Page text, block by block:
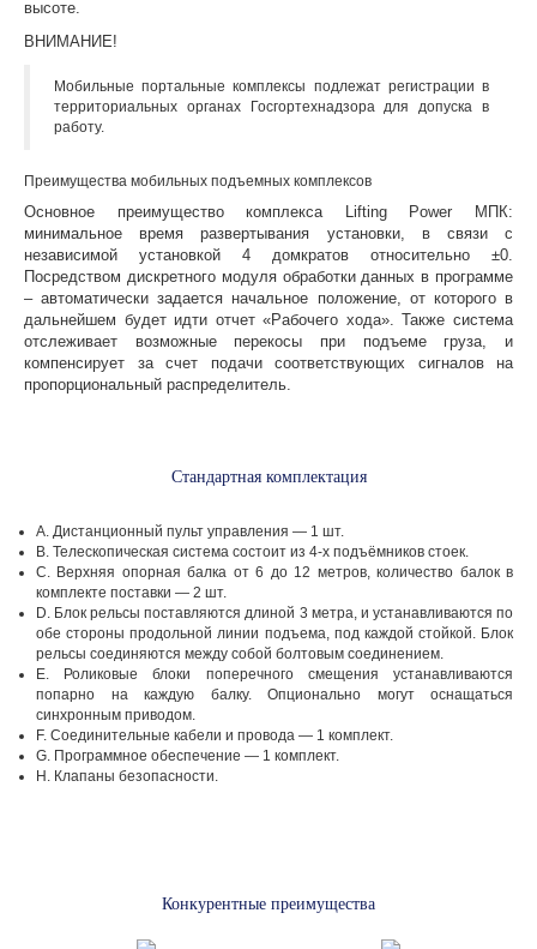
высоте.
ВНИМАНИЕ!
Мобильные портальные комплексы подлежат регистрации в
территориальных органах Госгортехнадзора для допуска в
работу.
Преимущества мобильных подъемных комплексов
Основное преимущество комплекса Lifting Power МПК:
минимальное время развертывания установки, в связи с
независимой установкой 4 домкратов относительно ±0.
Посредством дискретного модуля обработки данных в программе
– автоматически задается начальное положение, от которого в
дальнейшем будет идти отчет «Рабочего хода». Также система
отслеживает возможные перекосы при подъеме груза, и
компенсирует за счет подачи соответствующих сигналов на
пропорциональный распределитель.
Стандартная комплектация
A. Дистанционный пульт управления — 1 шт.
B. Телескопическая система состоит из 4-х подъёмников стоек.
C. Верхняя опорная балка от 6 до 12 метров, количество балок в
комплекте поставки — 2 шт.
D. Блок рельсы поставляются длиной 3 метра, и устанавливаются по
обе стороны продольной линии подъема, под каждой стойкой. Блок
рельсы соединяются между собой болтовым соединением.
E. Роликовые блоки поперечного смещения устанавливаются
попарно на каждую балку. Опционально могут оснащаться
синхронным приводом.
F. Соединительные кабели и провода — 1 комплект.
G. Программное обеспечение — 1 комплект.
H. Клапаны безопасности.
Конкурентные преимущества